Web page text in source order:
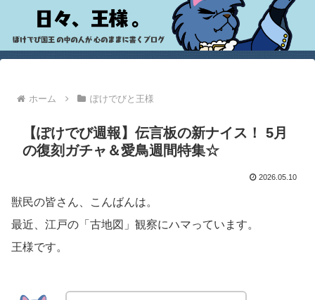
ホーム ぽけでびと王様
【ぽけでび週報】伝言板の新ナイス！ 5月
の復刻ガチャ＆愛鳥週間特集☆
2026.05.10
獣民の皆さん、こんばんは。
最近、江戸の「古地図」観察にハマっています。
王様です。